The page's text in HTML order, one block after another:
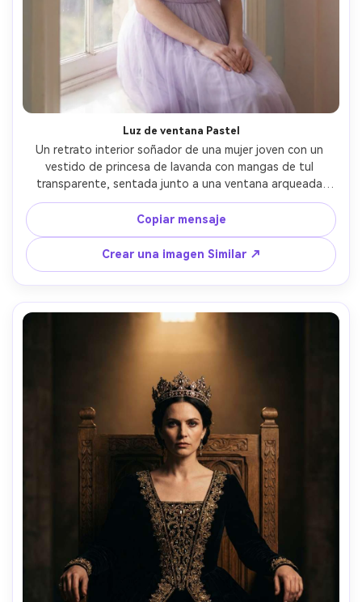
Luz de ventana Pastel
Un retrato interior soñador de una mujer joven con un
vestido de princesa de lavanda con mangas de tul
transparente, sentada junto a una ventana arqueada
alta, luz suave de la ventana de la mañana y motes de
polvo, tiara delicada, disparada en Sony A7R V con 50mm
f/1.4, cintura enmarcado, expresión tranquila, textura
natural de la piel, graduación de color pastel suave,
fotografía de retrato editorial- -ar 4:5
Copiar mensaje
Crear una imagen Similar ↗